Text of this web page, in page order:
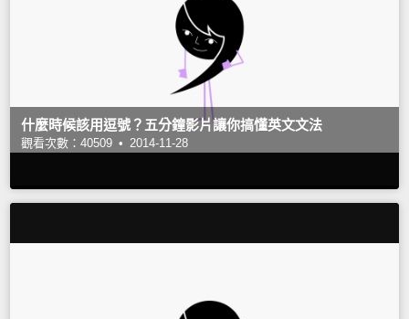
什麼時候該用逗號？五分鐘影片讓你搞懂英文文法
觀看次數：40509 • 2014-11-28